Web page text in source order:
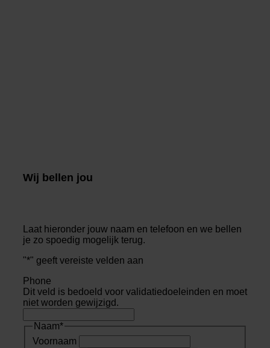
Wij bellen jou
Laat hieronder jouw naam en telefoon en we bellen
je zo spoedig mogelijk terug.
"*" geeft vereiste velden aan
Phone
Dit veld is bedoeld voor validatiedoeleinden en moet
niet worden gewijzigd.
Naam*
Voornaam